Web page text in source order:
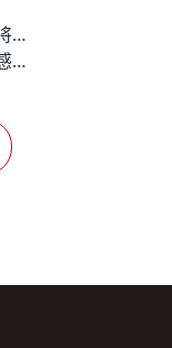
《创意世界》：易园·徐汇：将自然与创意融合
《新闻晚报》：虚与实之间 感受自然与人的和谐